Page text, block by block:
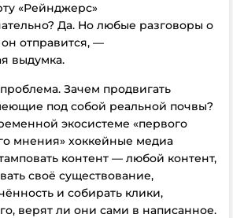
«Рейнджерс»
Да. Но любые разговоры о
отправится, —
выдумка.
Зачем продвигать
под собой реальной почвы?
экосистеме «первого
мнения» хоккейные медиа
контент — любой контент,
своё существование,
и собирать клики,
верят ли они сами в написанное.